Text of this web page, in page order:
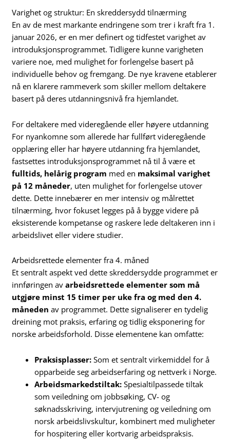
Varighet og struktur: En skreddersydd tilnærming
En av de mest markante endringene som trer i kraft fra 1.
januar 2026, er en mer definert og tidfestet varighet av
introduksjonsprogrammet. Tidligere kunne varigheten
variere noe, med mulighet for forlengelse basert på
individuelle behov og fremgang. De nye kravene etablerer
nå en klarere rammeverk som skiller mellom deltakere
basert på deres utdanningsnivå fra hjemlandet.
For deltakere med videregående eller høyere utdanning
For nyankomne som allerede har fullført videregående
opplæring eller har høyere utdanning fra hjemlandet,
fastsettes introduksjonsprogrammet nå til å være et
fulltids, helårig program med en maksimal varighet
på 12 måneder, uten mulighet for forlengelse utover
dette. Dette innebærer en mer intensiv og målrettet
tilnærming, hvor fokuset legges på å bygge videre på
eksisterende kompetanse og raskere lede deltakeren inn i
arbeidslivet eller videre studier.
Arbeidsrettede elementer fra 4. måned
Et sentralt aspekt ved dette skreddersydde programmet er
innføringen avarbeidsrettede elementer som må
utgjøre minst 15 timer per uke fra og med den 4.
måneden av programmet. Dette signaliserer en tydelig
dreining mot praksis, erfaring og tidlig eksponering for
norske arbeidsforhold. Disse elementene kan omfatte:
Praksisplasser: Som et sentralt virkemiddel for å
opparbeide seg arbeidserfaring og nettverk i Norge.
Arbeidsmarkedstiltak: Spesialtilpassede tiltak
som veiledning om jobbsøking, CV- og
søknadsskriving, intervjutrening og veiledning om
norsk arbeidslivskultur, kombinert med muligheter
for hospitering eller kortvarig arbeidspraksis.